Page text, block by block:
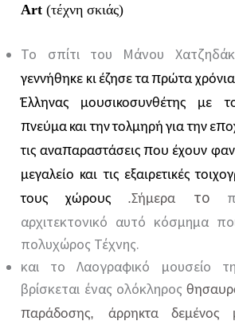
Art(τέχνη σκιάς)
Το σπίτι του Μάνου
γεννήθηκε κι έζησεταπρώτα χρόνια
Έλληνας
μουσικοσυνθέτης με
πνεύμα καιτηντολμηρή γιατην επ
τις αναπαραστάσεις που έχουν
μεγαλείο και τις εξαιρετικές
τους
χώρους .Σήμερα το
αρχιτεκτονικό αυτό κόσμημα
πολυχώρος Τέχνης.
και το Λαογραφικό μουσείο
βρίσκεται ένας ολόκληρος
παράδοσης,άρρηκτα δεμένος